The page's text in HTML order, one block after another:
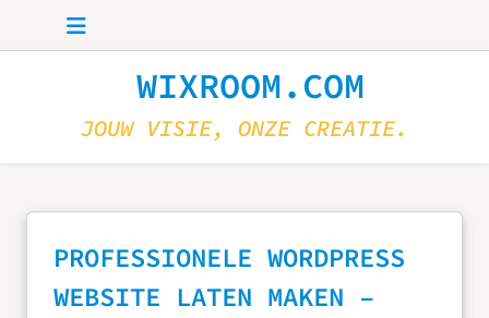
Skip to main content
WIXROOM.COM
JOUW VISIE, ONZE CREATIE.
PROFESSIONELE WORDPRESS
WEBSITE LATEN MAKEN –